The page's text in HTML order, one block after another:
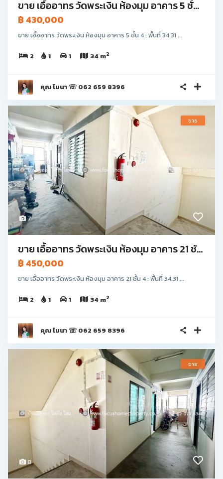
ขาย เอื้ออาทร วัดพระเงิน ห้องมุม อาคาร 5 ชั้...
฿ 430,000
ขาย เอื้ออาทร วัดพระเงิน ห้องมุม อาคาร 5 ชั้น 4 : พื้นที่ 34.31 ...
2 1 1 34 m2
คุณ โมนา ☏ 062 659 8396
7
ขาย
ขาย เอื้ออาทร วัดพระเงิน ห้องมุม อาคาร 21 ชั...
฿ 450,000
ขาย เอื้ออาทร วัดพระเงิน ห้องมุม อาคาร 21 ชั้น 4 : พื้นที่ 34.31 ...
2 1 1 34 m2
คุณ โมนา ☏ 062 659 8396
8
ขาย